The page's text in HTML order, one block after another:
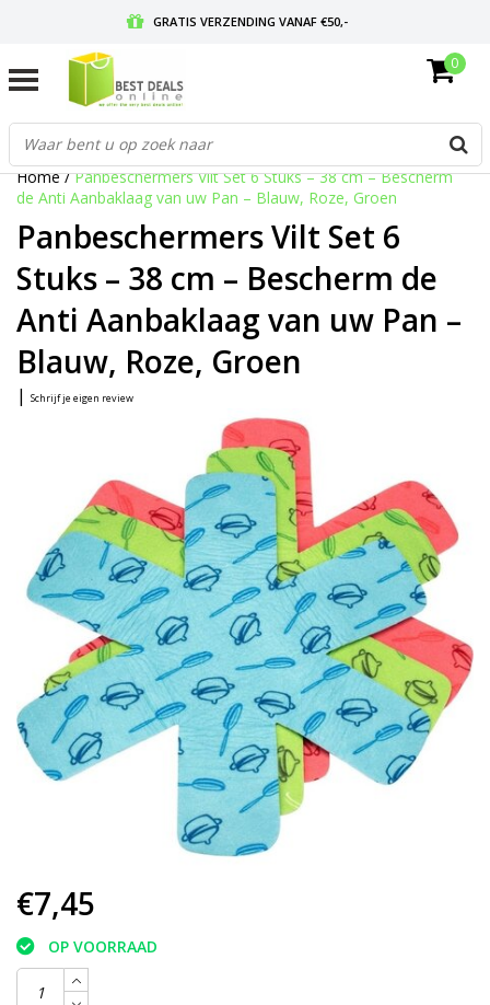
GRATIS VERZENDING VANAF €50,-
GRATIS RETOURNEREN EN 30 DAGEN BEDENKTIJD
0
Home/Panbeschermers Vilt Set 6 Stuks – 38 cm – Bescherm
de Anti Aanbaklaag van uw Pan – Blauw, Roze, Groen
Panbeschermers Vilt Set 6
Stuks – 38 cm – Bescherm de
Anti Aanbaklaag van uw Pan –
Blauw, Roze, Groen
| Schrijf je eigen review
€7,45
OP VOORRAAD